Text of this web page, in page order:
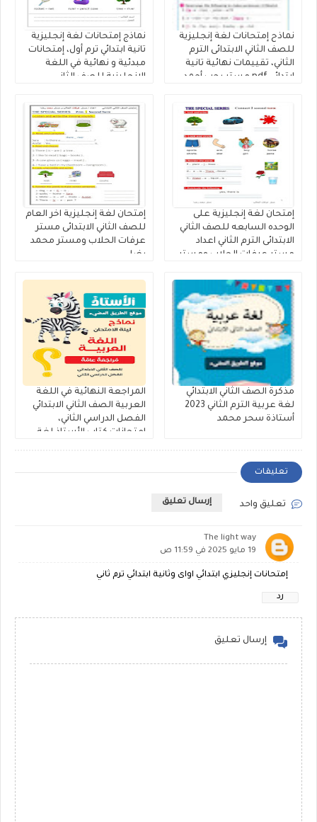
نماذح إمتحانات لغة إنجليزية
للصف الثاني الابتدائى الترم
الثاني، تقييمات نهائية تانية
ابتدائي pdf مستر رجب أحمد
نماذج إمتحانات لغة إنجليزية
تانية ابتدائي ترم أول، إمتحانات
مبدئية و نهائية في اللغة
الإنجليزية للصف الثاني
إمتحان لغة إنجليزية على
الوحده السابعه للصف الثاني
الابتدائى الترم الثاني اعداد
مستر عرفات الحلاب ومستر
إمتحان لغة إنجليزية اخر العام
للصف الثاني الابتدائى مستر
عرفات الحلاب ومستر محمد
رضا
مذكرة الصف الثاني الابتدائي
لغة عربية الترم الثاني 2023
أستاذة سحر محمد
المراجعة النهائية في اللغة
العربية الصف الثاني الابتدائي
الفصل الدراسي الثاني،
امتحانات كتاب الأستاذ لغة
تعليقات
تعليق واحد إرسال تعليق
The light way
19 مايو 2025 في 11:59 ص
إمتحانات إنجليزي ابتدائي اواى وثانية ابتدائي ترم ثاني
رد
إرسال تعليق